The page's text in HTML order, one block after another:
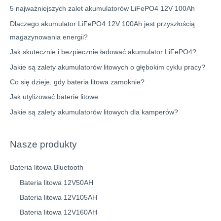
5 najważniejszych zalet akumulatorów LiFePO4 12V 100Ah
Dlaczego akumulator LiFePO4 12V 100Ah jest przyszłością
magazynowania energii?
Jak skutecznie i bezpiecznie ładować akumulator LiFePO4?
Jakie są zalety akumulatorów litowych o głębokim cyklu pracy?
Co się dzieje, gdy bateria litowa zamoknie?
Jak utylizować baterie litowe
Jakie są zalety akumulatorów litowych dla kamperów?
Nasze produkty
Bateria litowa Bluetooth
Bateria litowa 12V50AH
Bateria litowa 12V105AH
Bateria litowa 12V160AH